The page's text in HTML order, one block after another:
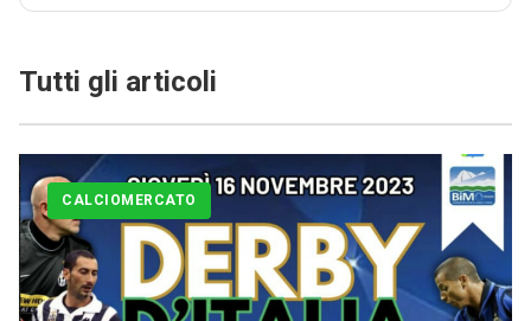
Calciomercato
Serie B
CLASSIFICA SERIE B
Contatti
Tutti gli articoli
CALCIOMERCATO